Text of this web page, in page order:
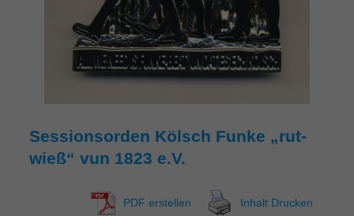
Sessionsorden Kölsch Funke „rut-
wieß“ vun 1823 e.V.
PDF erstellen Inhalt Drucken